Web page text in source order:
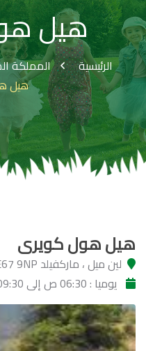
هيل
الرئيسية المملكة
هيل
هيل هول كويرى
لين ميل ، ماركفيلد LE67 9NP ، المملكة المتحدة
يوميا : 06:30 ص إلى 09:30 م .